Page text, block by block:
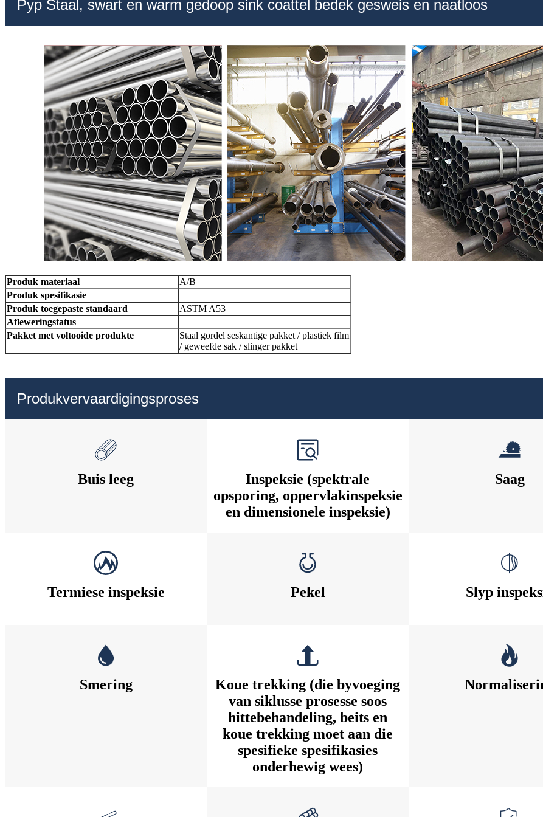
Pyp Staal, swart en warm gedoop sink coattel bedek gesweis en naatloos
Produk materiaal
A/B
Produk spesifikasie
Produk toegepaste standaard
ASTM A53
Afleweringstatus
Pakket met voltooide produkte
Staal gordel seskantige pakket / plastiek film
/ geweefde sak / slinger pakket
Produkvervaardigingsproses
Buis leeg
Inspeksie (spektrale
opsporing, oppervlakinspeksie
en dimensionele inspeksie)
Saag
Termiese inspeksie Pekel Slyp
Smering
Koue trekking (die byvoeging
van siklusse prosesse soos
hittebehandeling, beits en
koue trekking moet aan die
spesifieke spesifikasies
onderhewig wees)